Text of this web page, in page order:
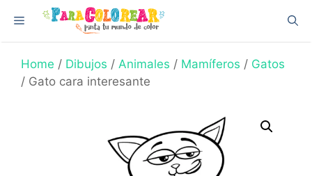
content
Menu
Home / Dibujos / Animales / Mamíferos / Gatos
/ Gato cara interesante